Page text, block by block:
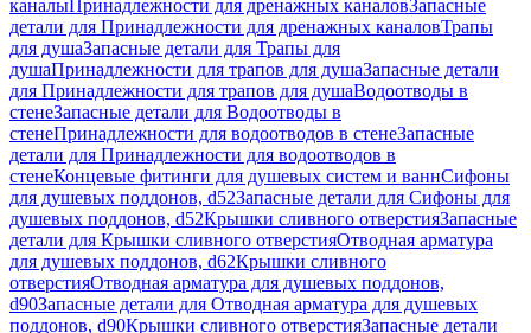
каналыПринадлежности для дренажных каналовЗапасные
детали для Принадлежности для дренажных каналовТрапы
для душаЗапасные детали для Трапы для
душаПринадлежности для трапов для душаЗапасные детали
для Принадлежности для трапов для душаВодоотводы в
стенеЗапасные детали для Водоотводы в
стенеПринадлежности для водоотводов в стенеЗапасные
детали для Принадлежности для водоотводов в
стенеКонцевые фитинги для душевых систем и ваннСифоны
для душевых поддонов, d52Запасные детали для Сифоны для
душевых поддонов, d52Крышки сливного отверстияЗапасные
детали для Крышки сливного отверстияОтводная арматура
для душевых поддонов, d62Крышки сливного
отверстияОтводная арматура для душевых поддонов,
d90Запасные детали для Отводная арматура для душевых
поддонов, d90Крышки сливного отверстияЗапасные детали